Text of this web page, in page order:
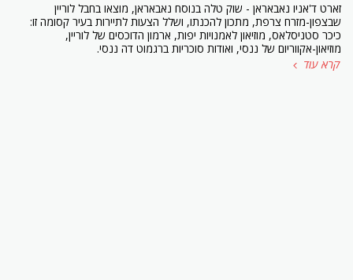
זארט ד'אניו נאבאראן - שוק טלה בנוסח נאבאראן, מוצאו בחבל לוריין
שבצפון-מזרח צרפת, מתכון להכנתו, ושלל הצעות לתיירות בעיר קסומה זו:
כיכר סטניסלאס, מוזיאון לאמנויות יפות, ארמון הדוכסים של לוריין,
מוזיאון-אקווריום של ננסי, ואודות סוכריות ברגמוט דה ננסי.
קרא עוד